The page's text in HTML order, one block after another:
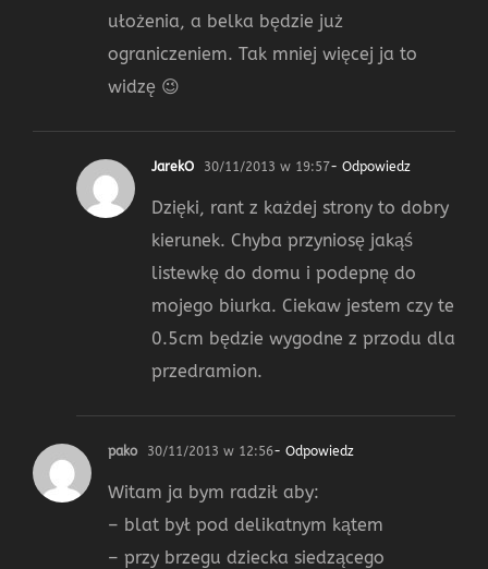
ułożenia, a belka będzie już
ograniczeniem. Tak mniej więcej ja to
widzę 😉
JarekO 30/11/2013 w 19:57- Odpowiedz
Dzięki, rant z każdej strony to dobry
kierunek. Chyba przyniosę jakąś
listewkę do domu i podepnę do
mojego biurka. Ciekaw jestem czy te
0.5cm będzie wygodne z przodu dla
przedramion.
pako 30/11/2013 w 12:56- Odpowiedz
Witam ja bym radził aby:
– blat był pod delikatnym kątem
– przy brzegu dziecka siedzącego